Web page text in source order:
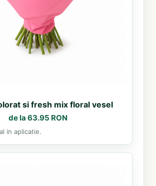
si fresh mix floral vesel
de la 63.95 RON
in aplicatie.